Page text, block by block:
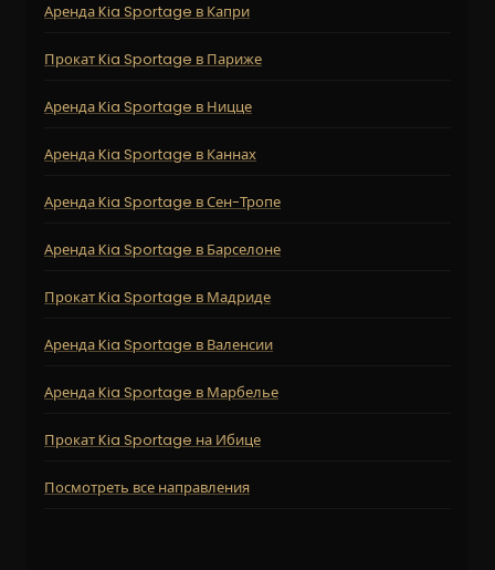
Аренда Kia Sportage в Капри
Прокат Kia Sportage в Париже
Аренда Kia Sportage в Ницце
Аренда Kia Sportage в Каннах
Аренда Kia Sportage в Сен-Тропе
Аренда Kia Sportage в Барселоне
Прокат Kia Sportage в Мадриде
Аренда Kia Sportage в Валенсии
Аренда Kia Sportage в Марбелье
Прокат Kia Sportage на Ибице
Посмотреть все направления